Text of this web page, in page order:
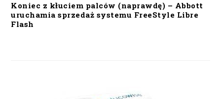
Koniec z kłuciem palców (naprawdę) – Abbott
uruchamia sprzedaż systemu FreeStyle Libre
Flash